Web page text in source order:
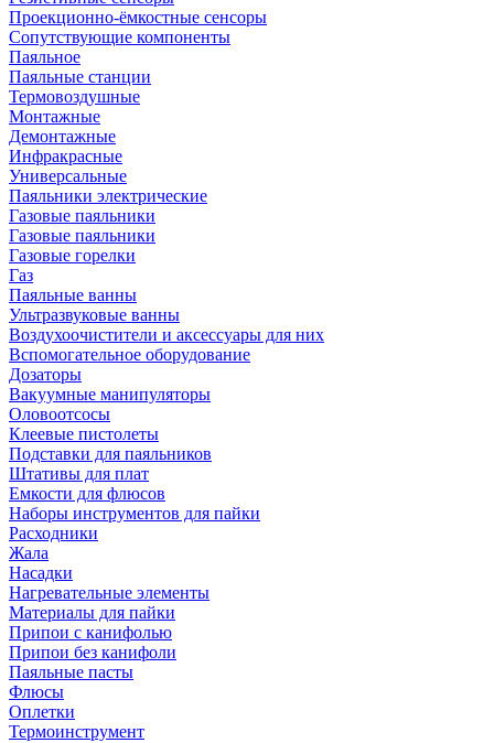
Проекционно-ёмкостные сенсоры
Сопутствующие компоненты
Паяльное
Паяльные станции
Термовоздушные
Монтажные
Демонтажные
Инфракрасные
Универсальные
Паяльники электрические
Газовые паяльники
Газовые паяльники
Газовые горелки
Газ
Паяльные ванны
Ультразвуковые ванны
Воздухоочистители и аксессуары для них
Вспомогательное оборудование
Дозаторы
Вакуумные манипуляторы
Оловоотсосы
Клеевые пистолеты
Подставки для паяльников
Штативы для плат
Емкости для флюсов
Наборы инструментов для пайки
Расходники
Жала
Насадки
Нагревательные элементы
Материалы для пайки
Припои с канифолью
Припои без канифоли
Паяльные пасты
Флюсы
Оплетки
Термоинструмент